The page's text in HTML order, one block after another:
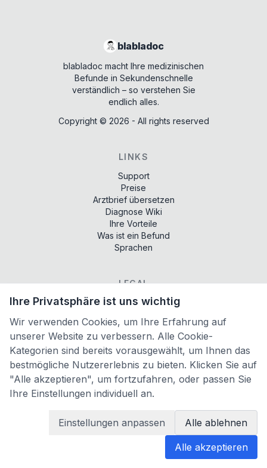
blabladoc
blabladoc macht Ihre medizinischen
Befunde in Sekundenschnelle
verständlich – so verstehen Sie
endlich alles.
Copyright © 2026 - All rights reserved
LINKS
Support
Preise
Arztbrief übersetzen
Diagnose Wiki
Ihre Vorteile
Was ist ein Befund
Sprachen
LEGAL
Terms of services
Imprint
Cookie-Einstellungen
PARTNER
AI Literacy Trainer
Ihre Privatsphäre ist uns wichtig
Wir verwenden Cookies, um Ihre Erfahrung auf
unserer Website zu verbessern. Alle Cookie-
Kategorien sind bereits vorausgewählt, um Ihnen das
bestmögliche Nutzererlebnis zu bieten. Klicken Sie auf
"Alle akzeptieren", um fortzufahren, oder passen Sie
Ihre Einstellungen individuell an.
Einstellungen anpassen Alle ablehnen
Alle akzeptieren